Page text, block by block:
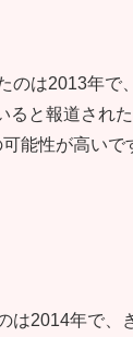
は2013年で
と報道され
能性が高いで
は2014年で、